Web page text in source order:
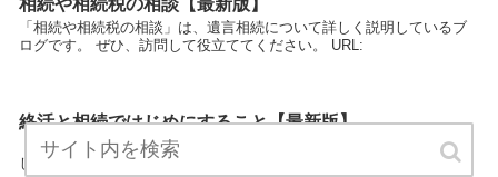
相続や相続税の相談【最新版】
「相続や相続税の相談」は、遺言相続について詳しく説明しているブ
ログです。 ぜひ、訪問して役立ててください。 URL:
終活と相続ではじめにすること【最新版】
「終活と相続ではじめにすること」は、遺言相続について詳しく説明
しているブログです。 ぜひ、訪問して役立ててください。 URL: